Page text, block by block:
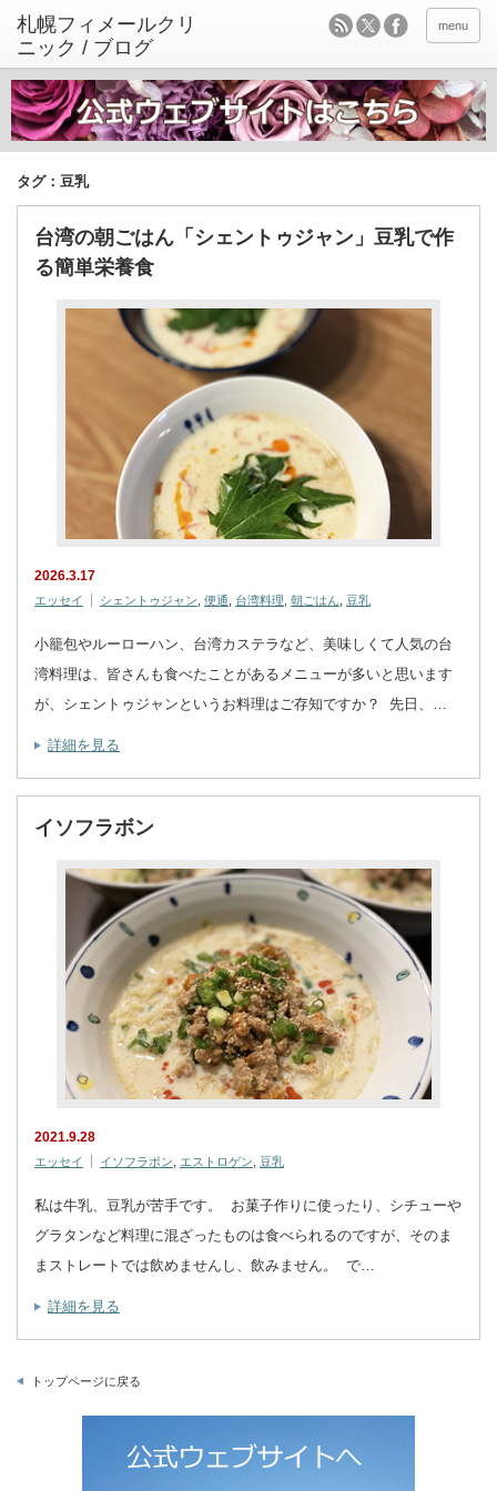
menu
タグ：豆乳
台湾の朝ごはん「シェントゥジャン」豆乳で作
る簡単栄養食
2026.3.17
エッセイ シェントゥジャン 便通 台湾料理 朝ごはん 豆乳
小籠包やルーローハン、台湾カステラなど、美味しくて人気の台
湾料理は、皆さんも食べたことがあるメニューが多いと思います
が、シェントゥジャンというお料理はご存知ですか？ 先日、…
詳細を見る
イソフラボン
2021.9.28
エッセイ イソフラボン エストロゲン 豆乳
私は牛乳、豆乳が苦手です。 お菓子作りに使ったり、シチューや
グラタンなど料理に混ざったものは食べられるのですが、そのま
まストレートでは飲めませんし、飲みません。 で…
詳細を見る
トップページに戻る